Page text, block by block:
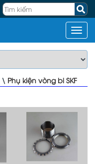
\ Phụ kiện vòng bi SKF